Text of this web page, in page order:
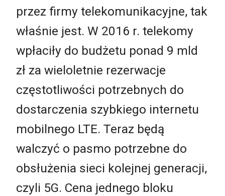
przez firmy telekomunikacyjne, tak
właśnie jest. W 2016 r. telekomy
wpłaciły do budżetu ponad 9 mld
zł za wieloletnie rezerwacje
częstotliwości potrzebnych do
dostarczenia szybkiego internetu
mobilnego LTE. Teraz będą
walczyć o pasmo potrzebne do
obsłużenia sieci kolejnej generacji,
czyli 5G. Cena jednego bloku